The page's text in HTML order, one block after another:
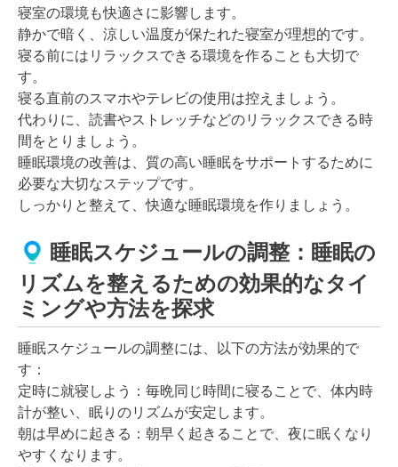
寝室の環境も快適さに影響します。
静かで暗く、涼しい温度が保たれた寝室が理想的です。
寝る前にはリラックスできる環境を作ることも大切で
す。
寝る直前のスマホやテレビの使用は控えましょう。
代わりに、読書やストレッチなどのリラックスできる時
間をとりましょう。
睡眠環境の改善は、質の高い睡眠をサポートするために
必要な大切なステップです。
しっかりと整えて、快適な睡眠環境を作りましょう。
睡眠スケジュールの調整：睡眠の
リズムを整えるための効果的なタイ
ミングや方法を探求
睡眠スケジュールの調整には、以下の方法が効果的で
す：
定時に就寝しよう：毎晩同じ時間に寝ることで、体内時
計が整い、眠りのリズムが安定します。
朝は早めに起きる：朝早く起きることで、夜に眠くなり
やすくなります。